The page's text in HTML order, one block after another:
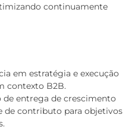
continuamente
em estratégia e execução
contexto B2B.
entrega de crescimento
de contributo para objetivos